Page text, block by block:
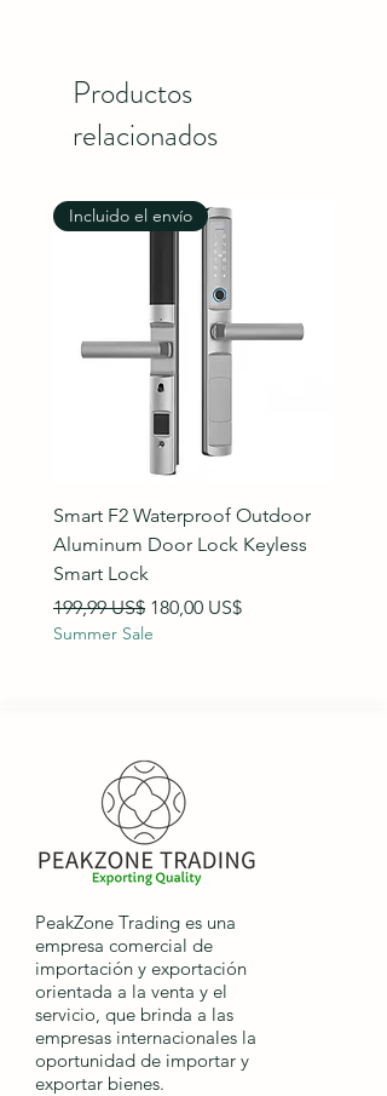
Productos
relacionados
Incluido el envío
Smart F2 Waterproof Outdoor
Aluminum Door Lock Keyless
Smart Lock
Precio
199,99 US$ Precio de oferta
180,00 US$
Summer Sale
PeakZone Trading es una
empresa comercial de
importación y exportación
orientada a la venta y el
servicio, que brinda a las
empresas internacionales la
oportunidad de importar y
exportar bienes.